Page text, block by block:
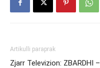
Artikulli paraprak
Zjarr Televizion: ZBARDHI –